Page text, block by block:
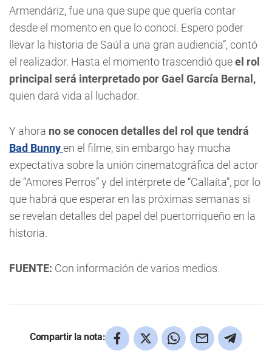
Armendáriz, fue una que supe que quería contar
desde el momento en que lo conocí. Espero poder
llevar la historia de Saúl a una gran audiencia”, contó
el realizador. Hasta el momento trascendió queel rol
principal será interpretado por Gael García Bernal,
quien dará vida al luchador.
Y ahora no se conocen detalles del rol que tendrá
Bad Bunnyen el filme, sin embargo hay mucha
expectativa sobre la unión cinematográfica del actor
de “Amores Perros” y del intérprete de “Callaíta”, por lo
que habrá que esperar en las próximas semanas si
se revelan detalles del papel del puertorriqueño en la
historia.
FUENTE: Con información de varios medios.
Compartir la nota: